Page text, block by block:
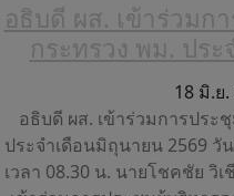
อธิบดี ผส. เข้าร่วมก
กระทรวง พม. ปร
18 มิ.ย
อธิบดี ผส. เข้าร่วมการประ
ประจำเดือนมิถุนายน 2569
เวลา 08.30 น. นายโชคชัย วิ